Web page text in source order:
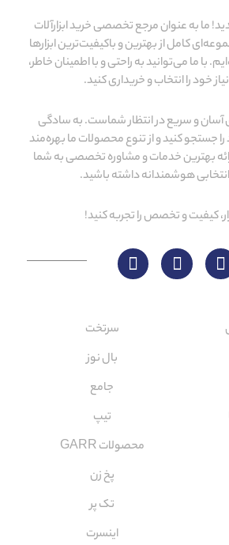
ما به عنوان مرجع تخصصی خرید ابزارآلات
کامل از بهترین و باکیفیت‌ترین ابزارها
با ما می‌توانید به راحتی و با اطمینان خاطر،
نیاز خود را انتخاب و خریداری کنید.
آسان و سریع در انتظار شماست. به سادگی
را جستجو کنید و از تنوع محصولات ما بهره‌مند
بهترین خدمات و مشاوره تخصصی به شما
هوشمندانه داشته باشید.
کیفیت و تخصص را تجربه کنید!
سرتخت
بال نوز
جامع
تیپ
محصولات GARR
پخ زن
تک پر
اینسرت